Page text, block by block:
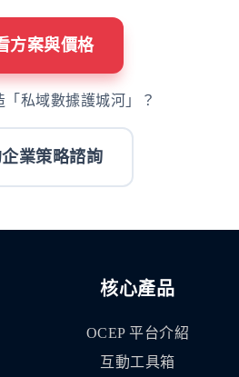
方案與價格
私域數據護城河」？
業策略諮詢
核心產品
OCEP 平台介紹
互動工具箱